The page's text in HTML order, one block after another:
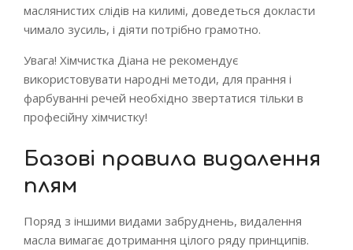
маслянистих слідів на килимі, доведеться докласти
чимало зусиль, і діяти потрібно грамотно.
Увага! Хімчистка Діана не рекомендує
використовувати народні методи, для прання і
фарбуванні речей необхідно звертатися тільки в
професійну хімчистку!
Базові правила видалення
плям
Поряд з іншими видами забруднень, видалення
масла вимагає дотримання цілого ряду принципів.